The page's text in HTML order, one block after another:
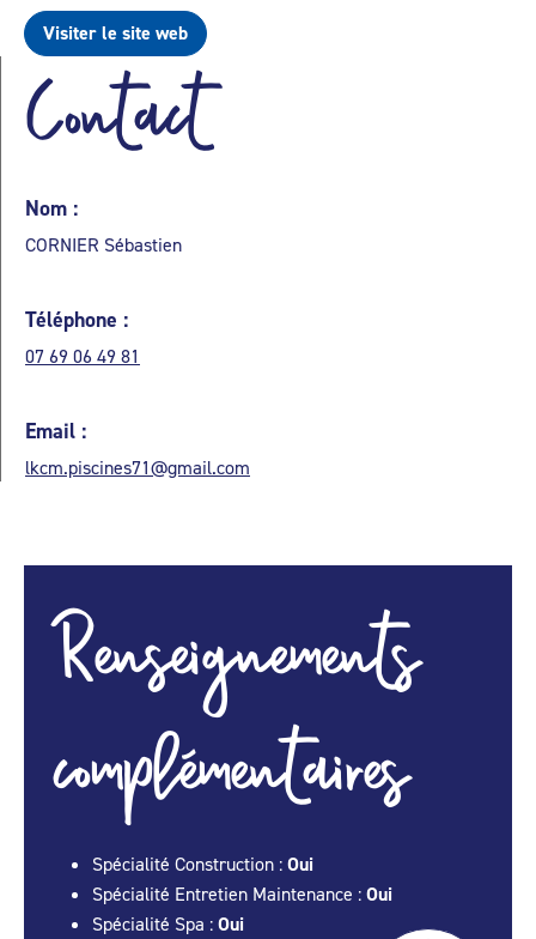
Visiter le site web
Contact
Nom :
CORNIER Sébastien
Téléphone :
07 69 06 49 81
Email :
lkcm.piscines71@gmail.com
Renseignements
complémentaires
Spécialité Construction : Oui
Spécialité Entretien Maintenance : Oui
Spécialité Spa : Oui